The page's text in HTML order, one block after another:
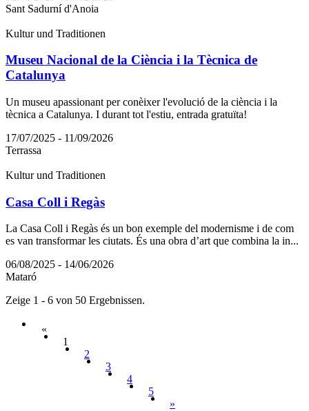
Sant Sadurní d'Anoia
Kultur und Traditionen
Museu Nacional de la Ciència i la Tècnica de
Catalunya
Un museu apassionant per conèixer l'evolució de la ciència i la
tècnica a Catalunya. I durant tot l'estiu, entrada gratuïta!
17/07/2025 - 11/09/2026
Terrassa
Kultur und Traditionen
Casa Coll i Regàs
La Casa Coll i Regàs és un bon exemple del modernisme i de com
es van transformar les ciutats. És una obra d’art que combina la in...
06/08/2025 - 14/06/2026
Mataró
Zeige 1 - 6 von 50 Ergebnissen.
«
1
2
3
4
5
»